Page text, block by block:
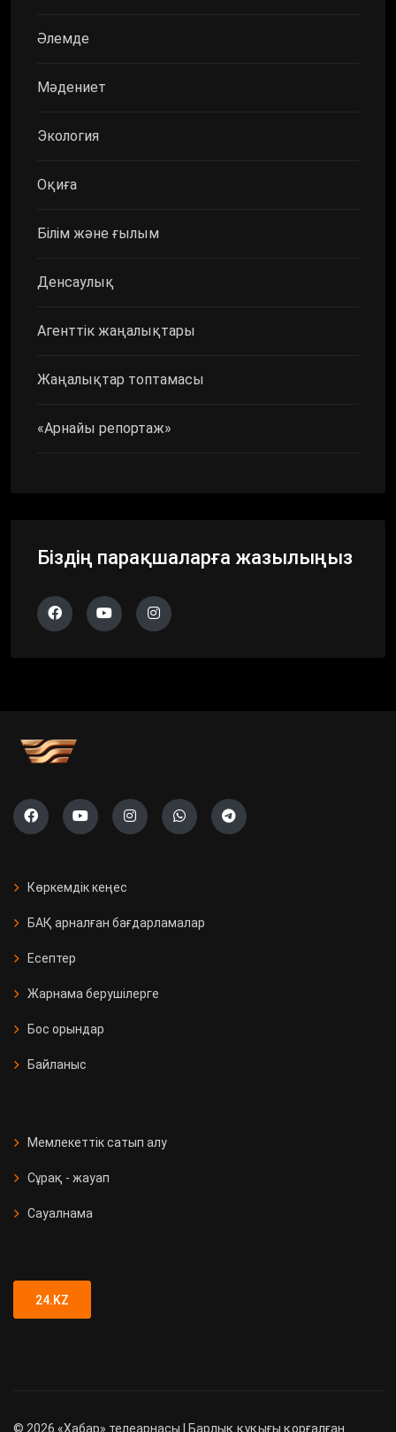
Әлемде
Мәдениет
Экология
Оқиға
Білім және ғылым
Денсаулық
Агенттік жаңалықтары
Жаңалықтар топтамасы
«Арнайы репортаж»
Біздің парақшаларға жазылыңыз
Көркемдік кеңес
БАҚ арналған бағдарламалар
Есептер
Жарнама берушілерге
Бос орындар
Байланыс
Мемлекеттік сатып алу
Сұрақ - жауап
Сауалнама
24.KZ
© 2026 «Хабар» телеарнасы | Барлық құқығы қорғалған.